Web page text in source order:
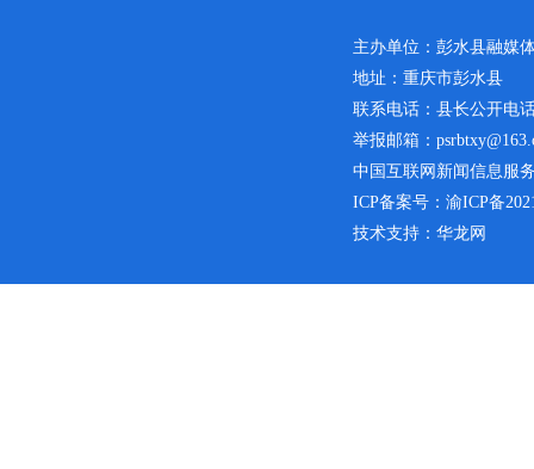
主办单位：彭水县融媒
地址：重庆市彭水县
联系电话：县长公开电
举报邮箱：
中国互联网新闻信息服
ICP备案号： 渝ICP备
技术支持：华龙网